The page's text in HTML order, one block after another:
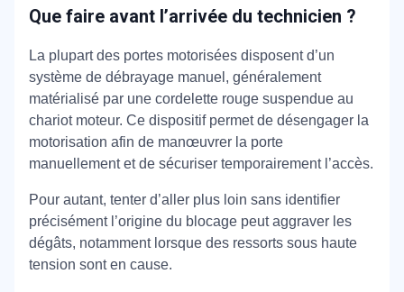
Que faire avant l’arrivée du technicien ?
La plupart des portes motorisées disposent d’un
système de débrayage manuel, généralement
matérialisé par une cordelette rouge suspendue au
chariot moteur. Ce dispositif permet de désengager la
motorisation afin de manœuvrer la porte
manuellement et de sécuriser temporairement l’accès.
Pour autant, tenter d’aller plus loin sans identifier
précisément l’origine du blocage peut aggraver les
dégâts, notamment lorsque des ressorts sous haute
tension sont en cause.